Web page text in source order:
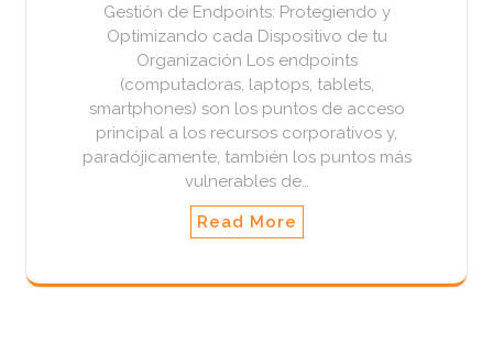
Gestión de Endpoints: Protegiendo y
Optimizando cada Dispositivo de tu
Organización Los endpoints
(computadoras, laptops, tablets,
smartphones) son los puntos de acceso
principal a los recursos corporativos y,
paradójicamente, también los puntos más
vulnerables de…
Read More